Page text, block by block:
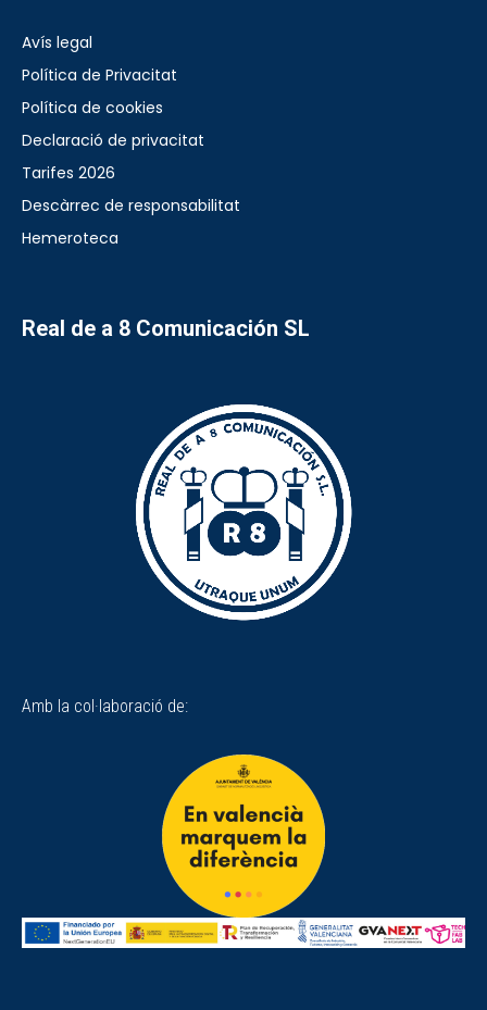
Avís legal
Política de Privacitat
Política de cookies
Declaració de privacitat
Tarifes 2026
Descàrrec de responsabilitat
Hemeroteca
Real de a 8 Comunicación SL
Amb la col·laboració de: